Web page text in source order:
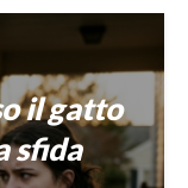
il gatto
sfida